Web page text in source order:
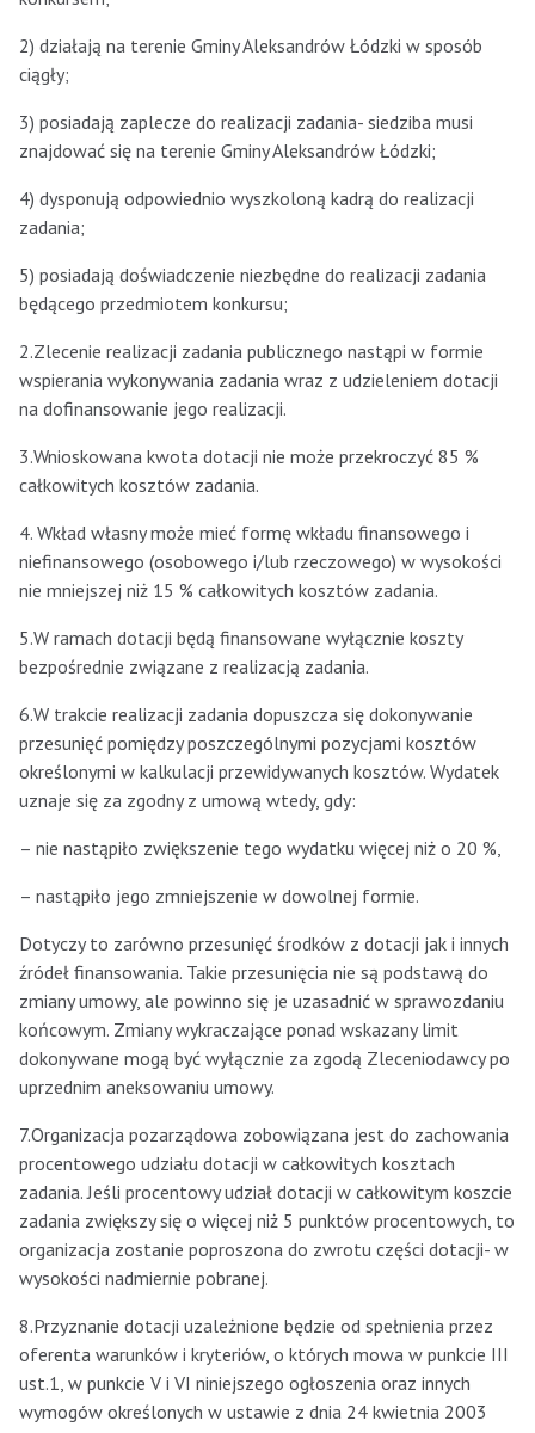
2) działają na terenie Gminy Aleksandrów Łódzki w sposób
ciągły;
3) posiadają zaplecze do realizacji zadania- siedziba musi
znajdować się na terenie Gminy Aleksandrów Łódzki;
4) dysponują odpowiednio wyszkoloną kadrą do realizacji
zadania;
5) posiadają doświadczenie niezbędne do realizacji zadania
będącego przedmiotem konkursu;
2.Zlecenie realizacji zadania publicznego nastąpi w formie
wspierania wykonywania zadania wraz z udzieleniem dotacji
na dofinansowanie jego realizacji.
3.Wnioskowana kwota dotacji nie może przekroczyć 85 %
całkowitych kosztów zadania.
4. Wkład własny może mieć formę wkładu finansowego i
niefinansowego (osobowego i/lub rzeczowego) w wysokości
nie mniejszej niż 15 % całkowitych kosztów zadania.
5.W ramach dotacji będą finansowane wyłącznie koszty
bezpośrednie związane z realizacją zadania.
6.W trakcie realizacji zadania dopuszcza się dokonywanie
przesunięć pomiędzy poszczególnymi pozycjami kosztów
określonymi w kalkulacji przewidywanych kosztów. Wydatek
uznaje się za zgodny z umową wtedy, gdy:
– nie nastąpiło zwiększenie tego wydatku więcej niż o 20 %,
– nastąpiło jego zmniejszenie w dowolnej formie.
Dotyczy to zarówno przesunięć środków z dotacji jak i innych
źródeł finansowania. Takie przesunięcia nie są podstawą do
zmiany umowy, ale powinno się je uzasadnić w sprawozdaniu
końcowym. Zmiany wykraczające ponad wskazany limit
dokonywane mogą być wyłącznie za zgodą Zleceniodawcy po
uprzednim aneksowaniu umowy.
7.Organizacja pozarządowa zobowiązana jest do zachowania
procentowego udziału dotacji w całkowitych kosztach
zadania. Jeśli procentowy udział dotacji w całkowitym koszcie
zadania zwiększy się o więcej niż 5 punktów procentowych, to
organizacja zostanie poproszona do zwrotu części dotacji- w
wysokości nadmiernie pobranej.
8.Przyznanie dotacji uzależnione będzie od spełnienia przez
oferenta warunków i kryteriów, o których mowa w punkcie III
ust.1, w punkcie V i VI niniejszego ogłoszenia oraz innych
wymogów określonych w ustawie z dnia 24 kwietnia 2003